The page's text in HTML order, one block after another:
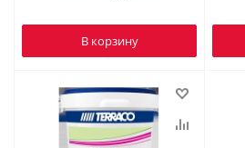
В корзину